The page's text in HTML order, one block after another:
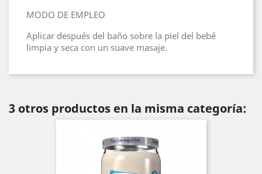
MODO DE EMPLEO
Aplicar después del baño sobre la piel del bebé
limpia y seca con un suave masaje.
3 otros productos en la misma categoría: